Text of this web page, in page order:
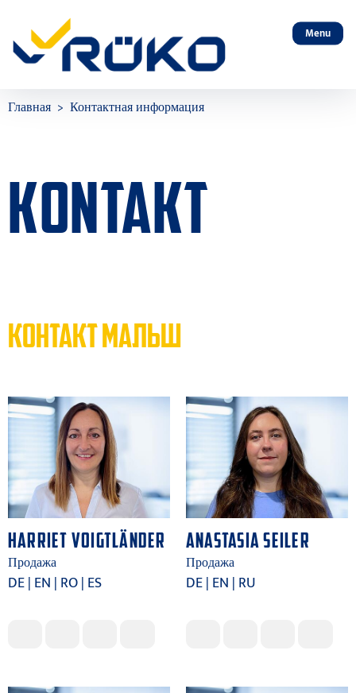
Menu
Главная Контактная информация
KONTAKT
КОНТАКТ МАЛЬШ
HARRIET VOIGTLÄNDER
Продажа
DE | EN | RO | ES
ANASTASIA SEILER
Продажа
DE | EN | RU